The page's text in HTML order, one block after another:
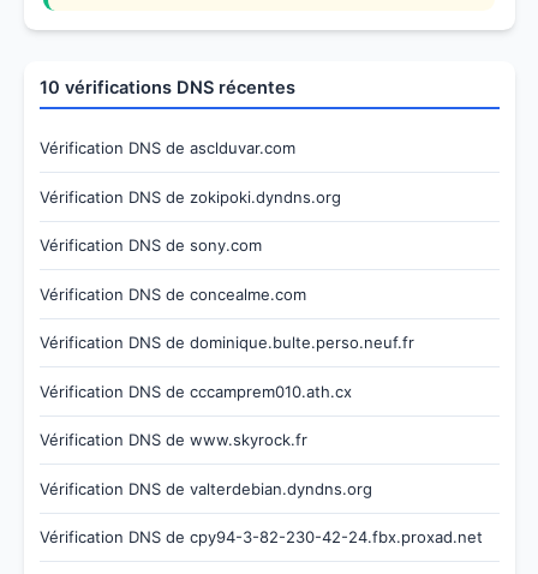
10 vérifications DNS récentes
Vérification DNS de asclduvar.com
Vérification DNS de zokipoki.dyndns.org
Vérification DNS de sony.com
Vérification DNS de concealme.com
Vérification DNS de dominique.bulte.perso.neuf.fr
Vérification DNS de cccamprem010.ath.cx
Vérification DNS de www.skyrock.fr
Vérification DNS de valterdebian.dyndns.org
Vérification DNS de cpy94-3-82-230-42-24.fbx.proxad.net